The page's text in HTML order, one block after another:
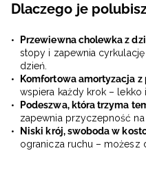
Dlaczego je
Przewiewna cholewka z
stopy i zapewnia
dzień.
Komfortowa amortyzacja z
wspiera każdy krok – lekko
Podeszwa, która trzyma
zapewnia przyczepność
Niski krój, swoboda w
ogranicza ruchu – możesz